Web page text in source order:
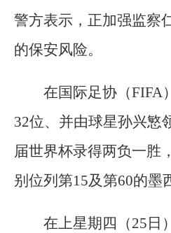
警方表示，正加强监察
的保安风险。
在国际足协（FIFA
32位、并由球星孙兴慜
届世界杯录得两负一胜
别位列第15及第60的墨
在上星期四（25日